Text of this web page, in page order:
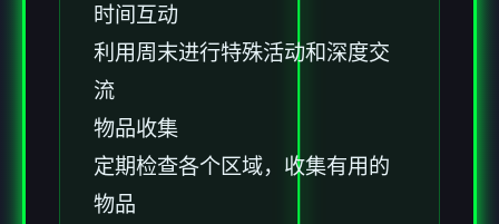
时间互动
利用周末进行特殊活动和深度交
流
物品收集
定期检查各个区域，收集有用的
物品